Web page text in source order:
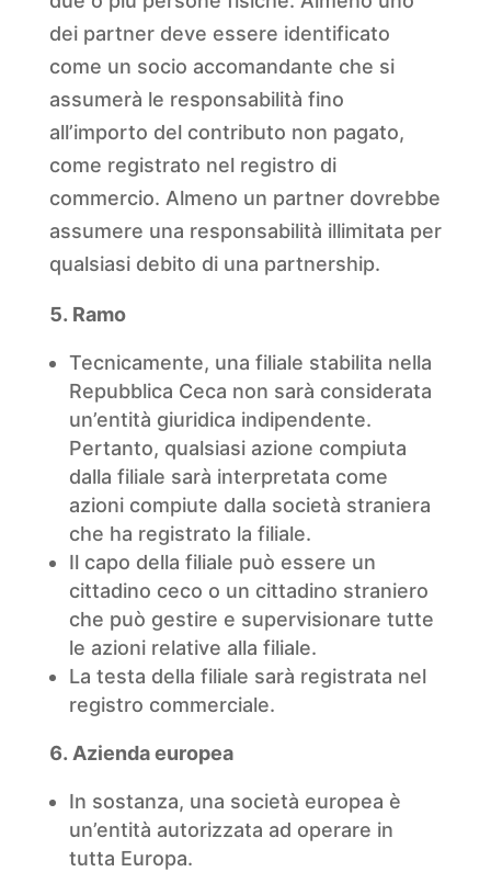
dei partner deve essere identificato
come un socio accomandante che si
assumerà le responsabilità fino
all’importo del contributo non pagato,
come registrato nel registro di
commercio. Almeno un partner dovrebbe
assumere una responsabilità illimitata per
qualsiasi debito di una partnership.
Ramo
Tecnicamente, una filiale stabilita nella
Repubblica Ceca non sarà considerata
un’entità giuridica indipendente.
Pertanto, qualsiasi azione compiuta
dalla filiale sarà interpretata come
azioni compiute dalla società straniera
che ha registrato la filiale.
Il capo della filiale può essere un
cittadino ceco o un cittadino straniero
che può gestire e supervisionare tutte
le azioni relative alla filiale.
La testa della filiale sarà registrata nel
registro commerciale.
Azienda europea
In sostanza, una società europea è
un’entità autorizzata ad operare in
tutta Europa.